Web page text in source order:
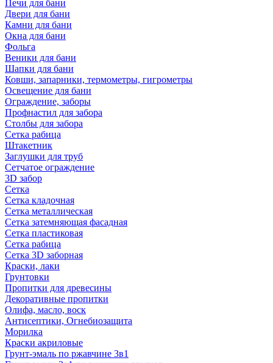
Печи для бани
Двери для бани
Камни для бани
Окна для бани
Фольга
Веники для бани
Шапки для бани
Ковши, запарники, термометры, гигрометры
Освещение для бани
Ограждение, заборы
Профнастил для забора
Столбы для забора
Сетка рабица
Штакетник
Заглушки для труб
Сетчатое ограждение
3D забор
Сетка
Сетка кладочная
Сетка металлическая
Сетка затемняющая фасадная
Сетка пластиковая
Сетка рабица
Сетка 3D заборная
Краски, лаки
Грунтовки
Пропитки для древесины
Декоративные пропитки
Олифа, масло, воск
Антисептики, Огнебиозащита
Морилка
Краски акриловые
Грунт-эмаль по ржавчине 3в1